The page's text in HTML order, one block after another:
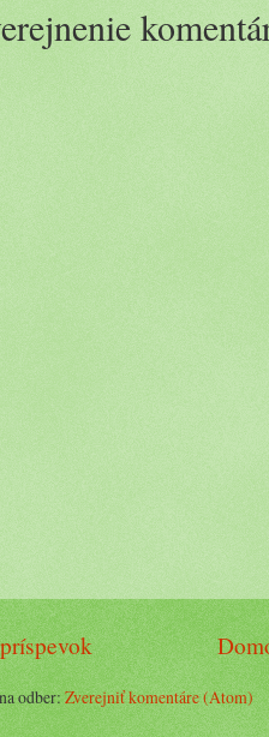
odber: Zverejniť komentáre (Atom)